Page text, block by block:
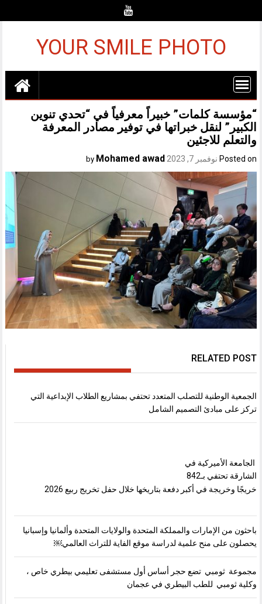
YOUR SMILE PHOTO
“مؤسسة كلمات” خبيراً معرفياً في “تحدي تنوين
الكبير” لنقل خبراتها في توفير مصادر المعرفة
والتعلم للاجئين
Posted on نوفمبر 7, 2023 Mohamed awad
RELATED POST
الجمعية الوطنية للتصلب المتعدد تحتفي بمشاريع الطلاب الإبداعية التي
تركز على مبادئ التصميم الشامل
الجامعة الأميركية في
الشارقة تحتفي بـ842
خريجًا وخريجة في أكبر دفعة بتاريخها خلال حفل تخريج ربيع 2026
باحثون من الإمارات والمملكة المتحدة والولايات المتحدة وألمانيا وإسبانيا
يحصلون على منح علمية لدراسة موقع الفاية للتراث العالمي￼
مجموعة ثومبي تضع حجر أساس أول مستشفى تعليمي بيطري خاص ،
وكلية ثومبي للطب البيطري في عجمان